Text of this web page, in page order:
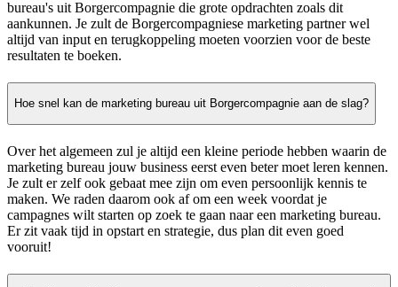
bureau's uit Borgercompagnie die grote opdrachten zoals dit
aankunnen. Je zult de Borgercompagniese marketing partner wel
altijd van input en terugkoppeling moeten voorzien voor de beste
resultaten te boeken.
Hoe snel kan de marketing bureau uit Borgercompagnie aan de slag?
Over het algemeen zul je altijd een kleine periode hebben waarin de
marketing bureau jouw business eerst even beter moet leren kennen.
Je zult er zelf ook gebaat mee zijn om even persoonlijk kennis te
maken. We raden daarom ook af om een week voordat je
campagnes wilt starten op zoek te gaan naar een marketing bureau.
Er zit vaak tijd in opstart en strategie, dus plan dit even goed
vooruit!